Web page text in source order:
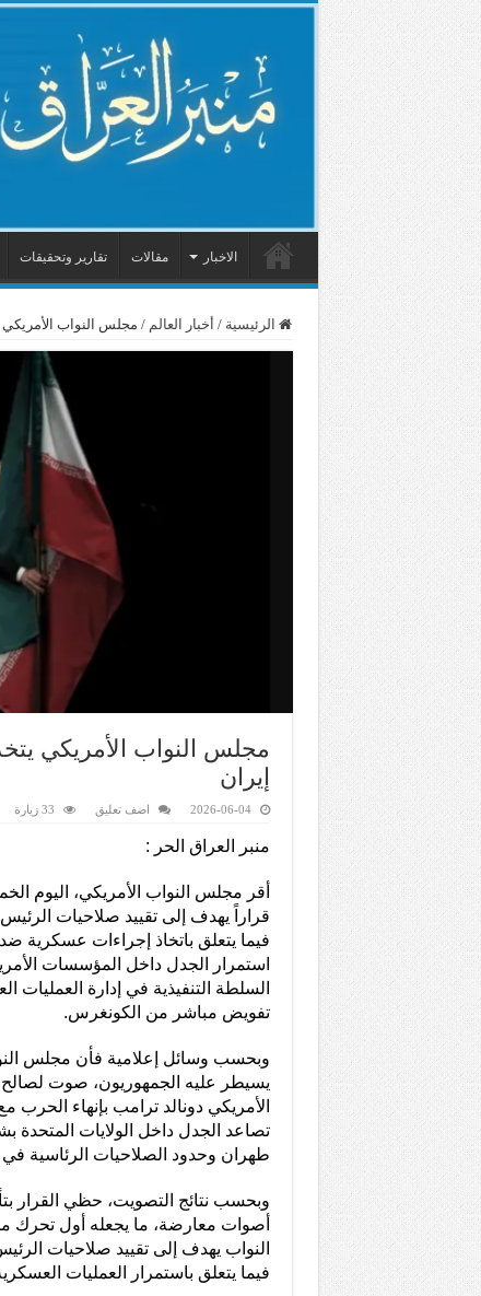
الاخبار مقالات تقارير وتحقيقات
الرئيسية / أخبار العالم / مجلس النواب
مجلس النواب الأمريكي
إيران
2026-06-04 اضف تعليق 33 زيارة
منبر العراق الحر :
قراراً يهدف إلى تقييد صلاحيات
فيما يتعلق باتخاذ إجراءات عسكرية
استمرار الجدل داخل المؤسسات
السلطة التنفيذية في إدارة العمليات
تفويض مباشر من الكونغرس.
وبحسب وسائل إعلامية فأن مجلس
يسيطر عليه الجمهوريون، صوت
الأمريكي دونالد ترامب بإنهاء
تصاعد الجدل داخل الولايات المتحدة
طهران وحدود الصلاحيات الرئاسية في
أصوات معارضة، ما يجعله أول
النواب يهدف إلى تقييد صلاحيات
فيما يتعلق باستمرار العمليات